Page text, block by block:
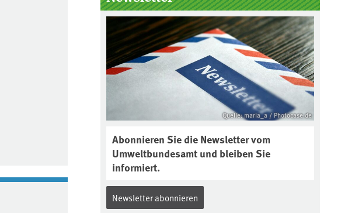
Boden des Jahres ausgewählt und
was passiert eigentlich während
eines solchen Bodenjahres? Infos
dazu gibt es im aktuellen Podcast
„Soilcast“. Jetzt reinhören:
https://soilcast.de/interview/sc20
2-interview-die-kuer-der-krume/
Quelle: maria_a / Photocase.de
Abonnieren Sie die Newsletter vom
Umweltbundesamt und bleiben Sie
informiert.
Newsletter abonnieren